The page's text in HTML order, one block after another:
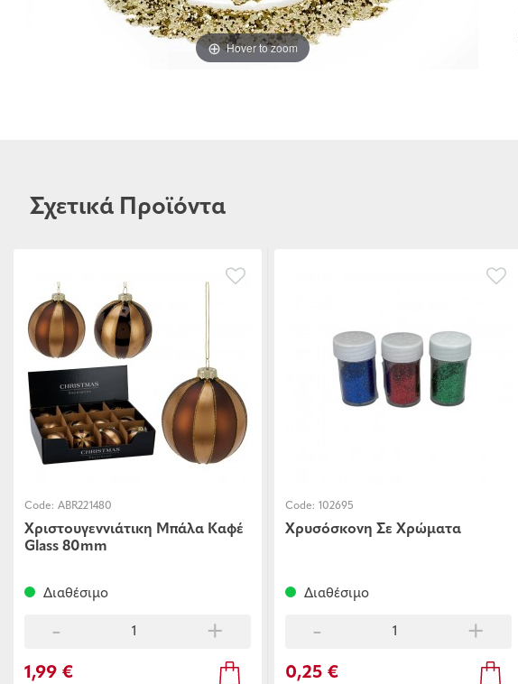
Hover to zoom
Σχετικά Προϊόντα
Code: ABR221480
Χριστουγεννιάτικη Μπάλα Καφέ
Glass 80mm
Διαθέσιμο
- +
1,99 €
Code: 102695
Χρυσόσκονη Σε Χρώματα
Διαθέσιμο
- +
0,25 €